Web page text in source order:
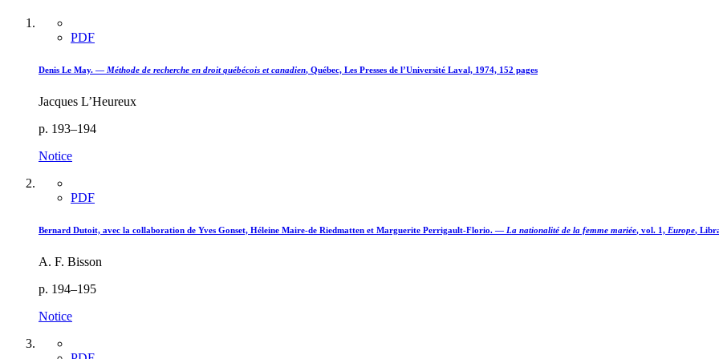
PDF
Denis Le May. — Méthode de recherche en droit québécois et canadien, Québec, Les Presses de l’Université Laval, 1974, 152 pages
Jacques L’Heureux
p. 193–194
Notice
PDF
Bernard Dutoit, avec la collaboration de Yves Gonset, Héleine Maire-de Riedmatten et Marguerite Perrigault-Florio. — La nationalité de la femme mariée, vol. 1, Europe,
A. F. Bisson
p. 194–195
Notice